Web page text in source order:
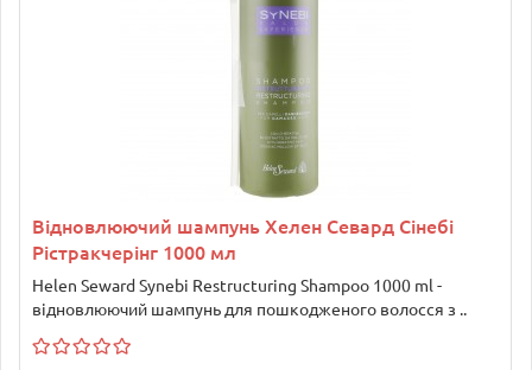
Відновлюючий шампунь Хелен Севард Сінебі
Рістракчерінг 1000 мл
Helen Seward Synebi Restructuring Shampoo 1000 ml -
відновлюючий шампунь для пошкодженого волосся з ..